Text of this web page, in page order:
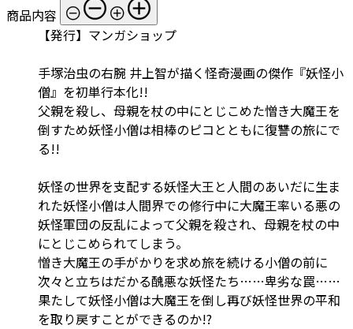
商品内容
【発行】マンガショップ
手塚治虫の右腕 井上智が描く怪奇漫画の傑作『妖怪小
僧』を初単行本化!!
父親を殺し、母親を杖の中にとじこめた憎き大魔王を
倒すため妖怪小僧は相棒のピコとともに復讐の旅にで
る!!
妖怪の世界を支配する妖怪大王と人間のあいだに生ま
れた妖怪小僧は人間界での修行中に大魔王率いる悪の
妖怪軍団の反乱によって父親を殺され、母親を杖の中
にとじこめられてしまう。
憎き大魔王の手がかりを求め旅を続ける小僧の前に
次々と立ちはだかる醜悪な妖怪たち……卑劣な罠……
果たして妖怪小僧は大魔王を倒し再び妖怪世界の平和
を取り戻すことができるのか!?